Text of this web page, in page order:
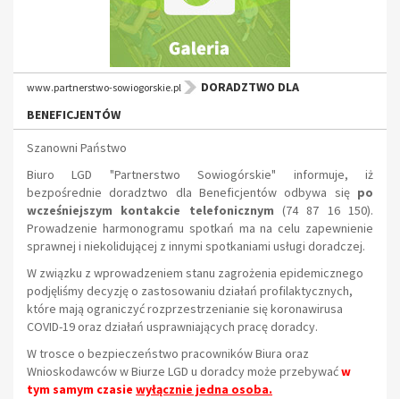
www.partnerstwo-sowiogorskie.pl
DORADZTWO DLA
BENEFICJENTÓW
Szanowni Państwo
Biuro LGD "Partnerstwo Sowiogórskie" informuje, iż
bezpośrednie doradztwo dla Beneficjentów odbywa się po
wcześniejszym kontakcie telefonicznym (74 87 16 150).
Prowadzenie harmonogramu spotkań ma na celu zapewnienie
sprawnej i niekolidującej z innymi spotkaniami usługi doradczej.
W związku z wprowadzeniem stanu zagrożenia epidemicznego
podjęliśmy decyzję o zastosowaniu działań profilaktycznych,
które mają ograniczyć rozprzestrzenianie się koronawirusa
COVID-19 oraz działań usprawniających pracę doradcy.
W trosce o bezpieczeństwo pracowników Biura oraz
Wnioskodawców w Biurze LGD u doradcy może przebywaćw
tym samym czasie wyłącznie jedna osoba.